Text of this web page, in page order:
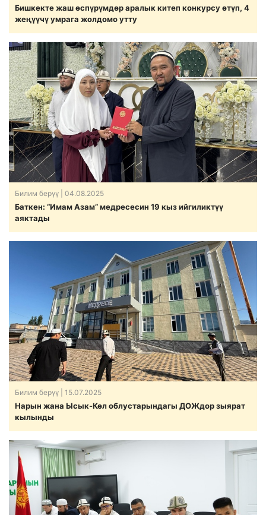
Бишкекте жаш өспүрүмдөр аралык китеп конкурсу өтүп, 4
жеңүүчү умрага жолдомо утту
Билим берүү | 04.08.2025
Баткен: “Имам Азам” медресесин 19 кыз ийгиликтүү
аяктады
Билим берүү | 15.07.2025
Нарын жана Ысык-Көл облустарындагы ДОЖдор зыярат
кылынды